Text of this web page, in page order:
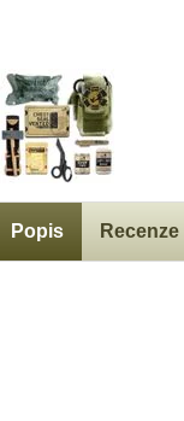
Popis Recenze